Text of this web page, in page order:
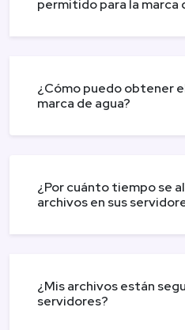
permitido para la marca
¿Cómo puedo obtener
marca de agua?
¿Por cuánto tiempo se
archivos en sus
¿Mis archivos están
servidores?